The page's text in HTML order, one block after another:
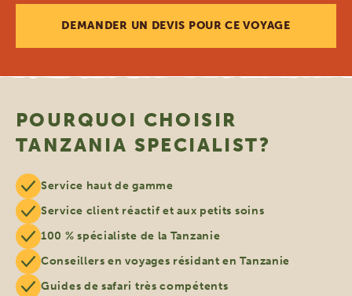
DEMANDER UN DEVIS POUR CE VOYAGE
POURQUOI CHOISIR
TANZANIA SPECIALIST?
Service haut de gamme
Service client réactif et aux petits soins
100 % spécialiste de la Tanzanie
Conseillers en voyages résidant en Tanzanie
Guides de safari très compétents